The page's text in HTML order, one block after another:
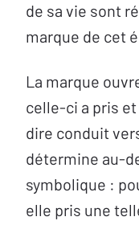
de sa vie sont
marque de cet
La marque
celle-ci a pris
dire conduit
détermine au-
symbolique :
elle pris une